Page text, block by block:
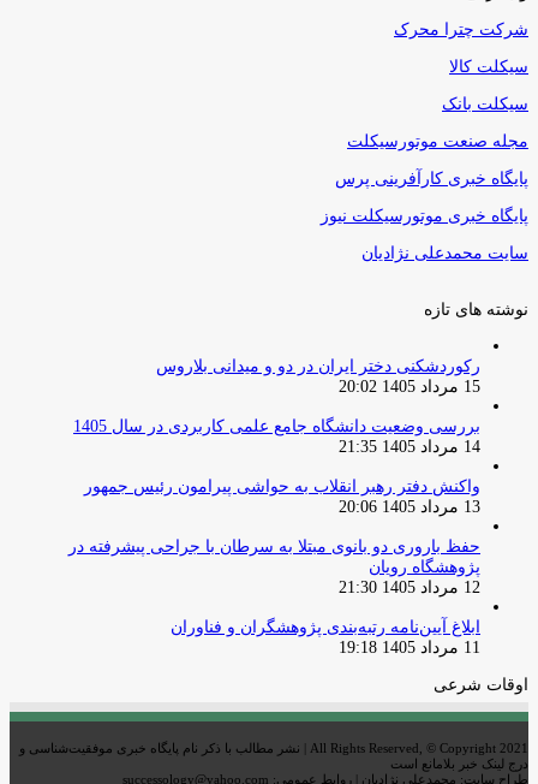
شرکت چترا محرک
سیکلت کالا
سیکلت بانک
مجله صنعت موتورسیکلت
پایگاه خبری کارآفرینی پرس
پایگاه خبری موتورسیکلت نیوز
سایت محمدعلی نژادیان
نوشته های تازه
رکوردشکنی دختر ایران در دو و میدانی بلاروس
15 مرداد 1405 20:02
بررسی وضعیت دانشگاه جامع علمی کاربردی در سال 1405
14 مرداد 1405 21:35
واکنش دفتر رهبر انقلاب به حواشی پیرامون رئیس جمهور
13 مرداد 1405 20:06
حفظ باروری دو بانوی مبتلا به سرطان با جراحی پیشرفته در
پژوهشگاه رویان
12 مرداد 1405 21:30
ابلاغ آیین‌نامه رتبه‌بندی پژوهشگران و فناوران
11 مرداد 1405 19:18
اوقات شرعی
All Rights Reserved, © Copyright 2021 | نشر مطالب با ذکر نام پایگاه خبری موفقیت‌شناسی و
درج لینک خبر بلامانع است
طراح سایت: محمدعلی نژادیان | روابط عمومی: successology@yahoo.com